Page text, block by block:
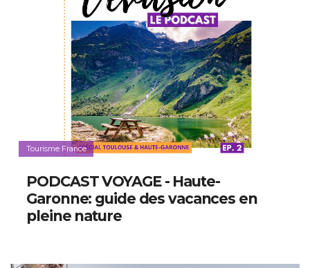
Tourisme France
PODCAST VOYAGE - Haute-
Garonne: guide des vacances en
pleine nature